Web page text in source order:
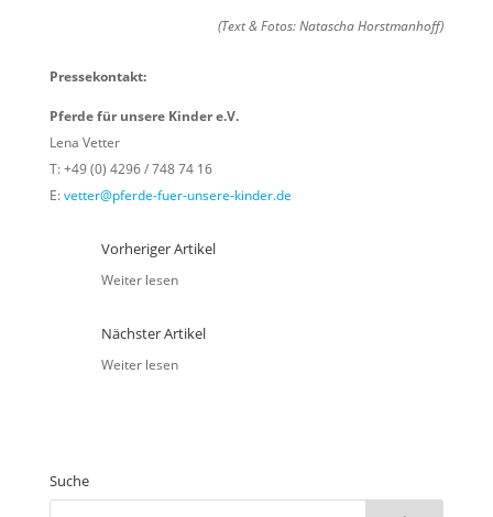
(Text & Fotos: Natascha Horstmanhoff)
Pressekontakt:
Pferde für unsere Kinder e.V.
Lena Vetter
T: +49 (0) 4296 / 748 74 16
E:vetter@pferde-fuer-unsere-kinder.de
Vorheriger Artikel
Weiter lesen
Nächster Artikel
Weiter lesen
Suche